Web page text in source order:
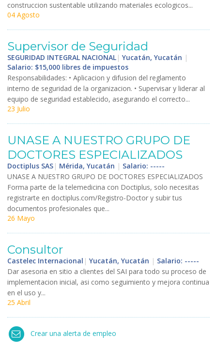
construccion sustentable utilizando materiales ecologicos...
04 Agosto
Supervisor de Seguridad
SEGURIDAD INTEGRAL NACIONAL | Yucatán, Yucatán |
Salario: $15,000 libres de impuestos
Responsabilidades: • Aplicacion y difusion del reglamento
interno de seguridad de la organizacion. • Supervisar y liderar al
equipo de seguridad establecido, asegurando el correcto...
23 Julio
UNASE A NUESTRO GRUPO DE
DOCTORES ESPECIALIZADOS
Doctiplus SAS | Mérida, Yucatán | Salario: -----
UNASE A NUESTRO GRUPO DE DOCTORES ESPECIALIZADOS
Forma parte de la telemedicina con Doctiplus, solo necesitas
registrarte en doctiplus.com/Registro-Doctor y subir tus
documentos profesionales que...
26 Mayo
Consultor
Castelec Internacional | Yucatán, Yucatán | Salario: -----
Dar asesoria en sitio a clientes del SAI para todo su proceso de
implementacion inicial, asi como seguimiento y mejora continua
en el uso y...
25 Abril
Crear una alerta de empleo